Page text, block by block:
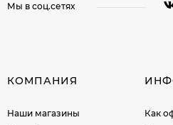
Мы в соц.сетях
КОМПАНИЯ
Наши магазины
Как